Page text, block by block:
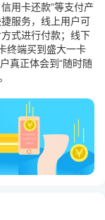
用卡还款”等支付产
服务，线上用户可
式进行付款；线下
终端买到盛大一卡
真正体会到“随时随